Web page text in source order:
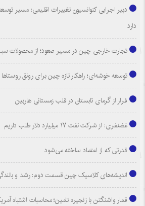
دبیر اجرایی کنوانسیون تغییرات اقلیمی: مسیر
دارد
تجارت خارجی چین در مسیر صعود؛ از محصولات سبز
توسعه خوشه‌ای؛ راهکار تازه چین برای رونق روستاها
فرار از گرمای تابستان در قلب زمستانی هاربین
غضنفری: از شرکت نفت ۱۷ میلیارد دلار طلب داریم
قدرتی که از اعتماد ساخته می‌شود
اندیشه‌های کلاسیک چین قسمت دوم: رشد و
قمار واشنگتن با زنجیره تامین؛ محاسبات اشتباه